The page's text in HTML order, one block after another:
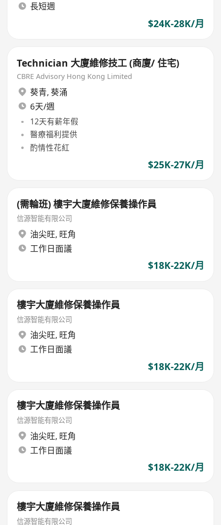
長短週
$24K-28K/月
Technician 大廈維修技工 (商廈/ 住宅)
CBRE Advisory Hong Kong Limited
葵青, 葵涌
6天/週
12天有薪年假
醫療福利提供
酌情性花紅
$25K-27K/月
(需輪班) 樓宇大廈維修保養操作員
信源智能有限公司
油尖旺, 旺角
工作日面議
$18K-22K/月
樓宇大廈維修保養操作員
信源智能有限公司
油尖旺, 旺角
工作日面議
$18K-22K/月
樓宇大廈維修保養操作員
信源智能有限公司
油尖旺, 旺角
工作日面議
$18K-22K/月
樓宇大廈維修保養操作員
信源智能有限公司